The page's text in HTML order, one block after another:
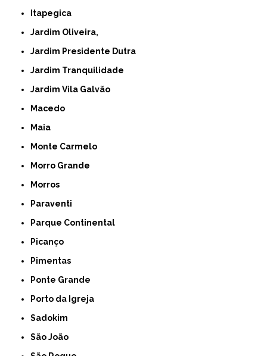
Itapegica
Jardim Oliveira,
Jardim Presidente Dutra
Jardim Tranquilidade
Jardim Vila Galvão
Macedo
Maia
Monte Carmelo
Morro Grande
Morros
Paraventi
Parque Continental
Picanço
Pimentas
Ponte Grande
Porto da Igreja
Sadokim
São João